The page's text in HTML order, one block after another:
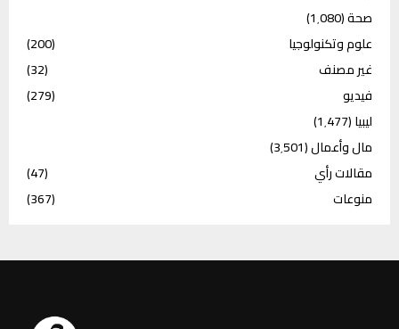
صحة(1٬080)
علوم وتكنولوجيا
(200)
غير مصنف
(32)
فيديو
(279)
ليبيا(1٬477)
مال وأعمال(3٬501)
مقالات رأي
(47)
منوعات
(367)